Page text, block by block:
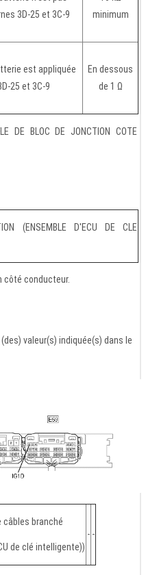
3D-25 et 3C-9
minimum
est appliquée
25 et 3C-9
En dessous
de 1 Ω
DE BLOC DE JONCTION COTE
(ENSEMBLE D'ECU DE CLE
côté conducteur.
valeur(s) indiquée(s) dans le
branché
de clé intelligente))
- -